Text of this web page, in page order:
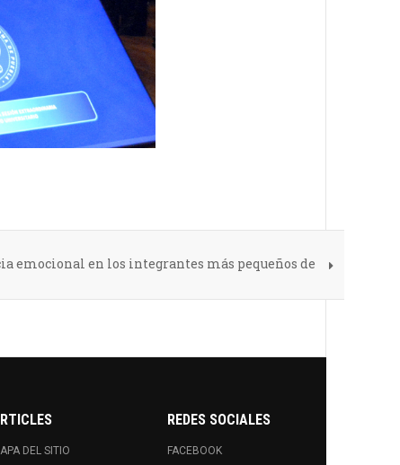
emocional en los integrantes más pequeños de
DEL SITIO
REDES SOCIALES
FACEBOOK